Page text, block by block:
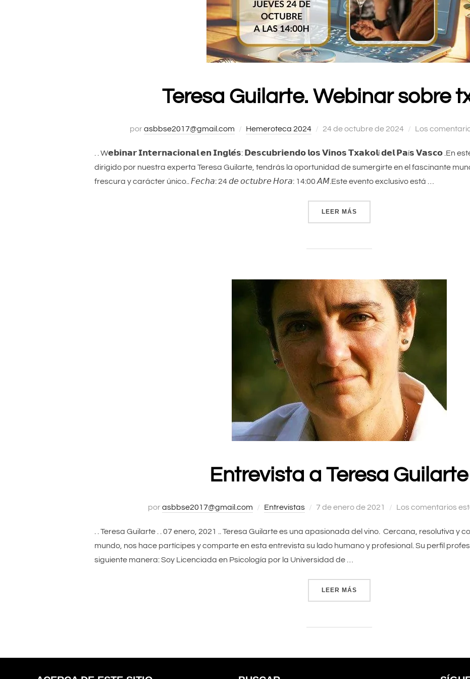
Teresa Guilarte. Webinar sobre
porasbbse2017@gmail.com Hemeroteca 2024
Publicado
24 de octubre de 2024 Los
. . W𝗲𝗯𝗶𝗻𝗮𝗿 𝗜𝗻𝘁𝗲𝗿𝗻𝗮𝗰𝗶𝗼𝗻𝗮𝗹 𝗲𝗻 𝗜𝗻𝗴𝗹𝗲́𝘀: 𝗗𝗲𝘀𝗰𝘂𝗯𝗿𝗶𝗲𝗻𝗱𝗼 𝗹𝗼𝘀 𝗩𝗶𝗻𝗼𝘀 𝗧𝘅𝗮𝗸𝗼𝗹í 𝗱𝗲𝗹 𝗣𝗮í𝘀 𝗩𝗮𝘀𝗰𝗼 .En
dirigido por nuestra experta Teresa Guilarte, tendrás la oportunidad de sumergirte en el fascinante
frescura y carácter único.. 𝘍𝘦𝘤𝘩𝘢: 24 𝘥𝘦 𝘰𝘤𝘵𝘶𝘣𝘳𝘦 𝘏𝘰𝘳𝘢: 14:00 𝘈𝘔.Este evento exclusivo está …
LEER MÁS
Entrevista a Teresa Guilarte
porasbbse2017@gmail.com Entrevistas
Publicado
7 de enero de 2021 Los comentarios
. . Teresa Guilarte . . 07 enero, 2021 .. Teresa Guilarte es una apasionada del vino. Cercana, resolutiva y
mundo, nos hace partícipes y comparte en esta entrevista su lado humano y profesional. Su perfil
siguiente manera: Soy Licenciada en Psicología por la Universidad de …
LEER MÁS